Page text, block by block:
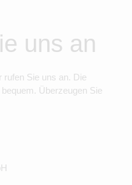
uns an
rufen Sie uns an. Die
Überzeugen Sie